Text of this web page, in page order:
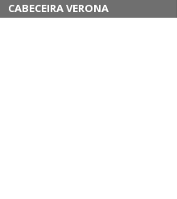
CABECEIRA VERONA